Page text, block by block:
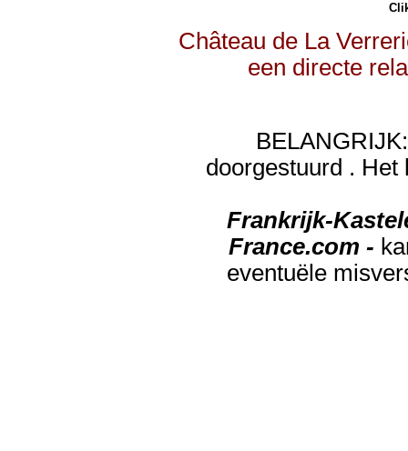
Château de La
een directe
doorgestuurd . Het
Frankrijk-
France.com -
eventuële